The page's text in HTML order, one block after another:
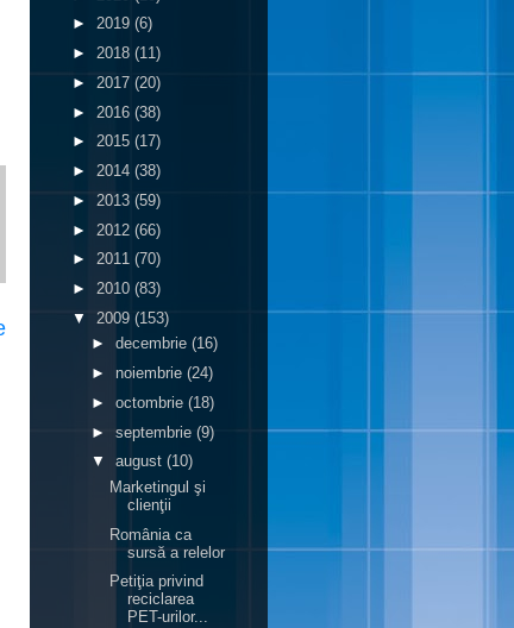
► 2019 (6)
► 2018 (11)
► 2017 (20)
► 2016 (38)
► 2015 (17)
► 2014 (38)
► 2013 (59)
► 2012 (66)
► 2011 (70)
► 2010 (83)
▼ 2009 (153)
► decembrie (16)
► noiembrie (24)
► octombrie (18)
► septembrie (9)
▼ august (10)
Marketingul şi
clienţii
România ca
sursă a relelor
Petiţia privind
reciclarea
PET-urilor...